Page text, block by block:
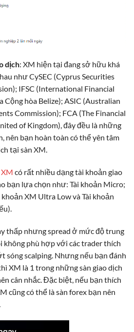
dịch: XM hiện tại đang sở hữu khá
như CySEC (Cyprus Securities
IFSC (International Financial
Cộng hòa Belize); ASIC (Australian
Commission); FCA (The Financial
of Kingdom), đây đều là những
nên bạn hoàn toàn có thể yên tâm
tại sàn XM.
XM có rất nhiều dạng tài khoản giao
bạn lựa chọn như: Tài khoản Micro;
khoản XM Ultra Low và Tài khoản
thấp nhưng spread ở mức độ trung
không phù hợp với các trader thích
sóng scalping. Nhưng nếu bạn đánh
XM là 1 trong những sàn giao dịch
cân nhắc. Đặc biệt, nếu bạn thích
cũng có thể là sàn forex bạn nên